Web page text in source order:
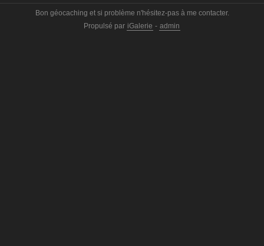
Bon géocaching et si problème n'hésitez-pas à me contacter.
Propulsé par iGalerie - admin